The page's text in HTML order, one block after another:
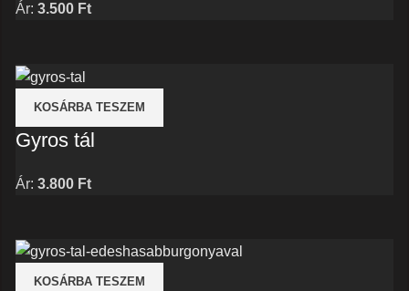
Ár: 3.500 Ft
KOSÁRBA TESZEM
Gyros tál
Ár: 3.800 Ft
KOSÁRBA TESZEM